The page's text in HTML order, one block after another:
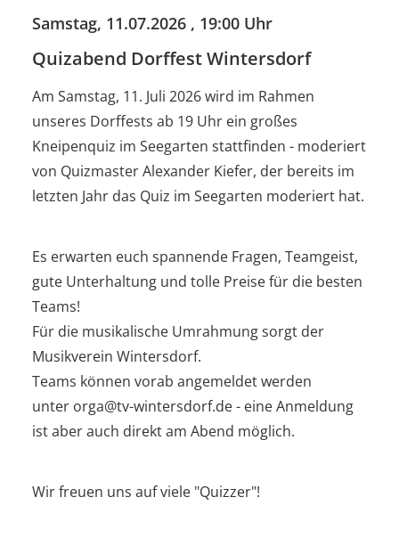
Samstag, 11.07.2026 , 19:00 Uhr
Quizabend Dorffest Wintersdorf
Am Samstag, 11. Juli 2026 wird im Rahmen
unseres Dorffests ab 19 Uhr ein großes
Kneipenquiz im Seegarten stattfinden - moderiert
von QuizmasterAlexander Kiefer, der bereits im
letzten Jahr das Quiz im Seegarten moderiert hat.
Es erwarten euch spannende Fragen, Teamgeist,
gute Unterhaltung und tolle Preise für die besten
Teams!
Für die musikalische Umrahmung sorgt der
Musikverein Wintersdorf.
Teams können vorab angemeldet werden
unter orga@tv-wintersdorf.de - eine Anmeldung
ist aber auch direkt am Abend möglich.
Wir freuen uns auf viele "Quizzer"!